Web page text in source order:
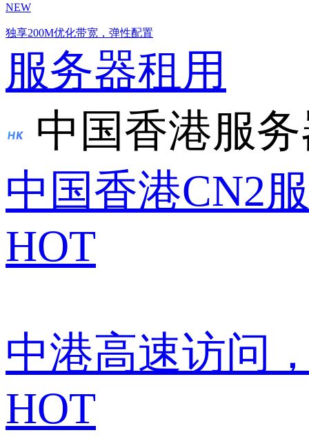
NEW
独享200M优化带宽，弹性配置
服务器租用
中国香港服
中国香港CN2
HOT
中港高速访问
HOT